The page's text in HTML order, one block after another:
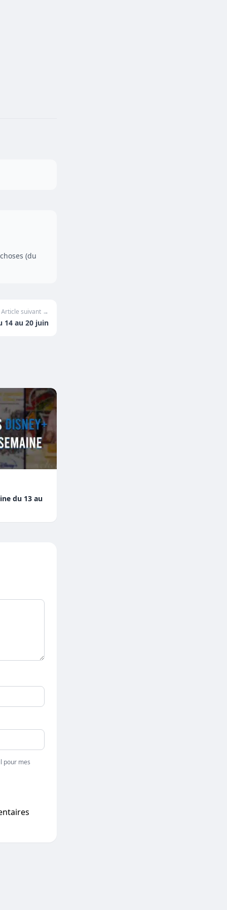
(du
Article suivant →
14 au 20 juin
du 13 au
pour mes